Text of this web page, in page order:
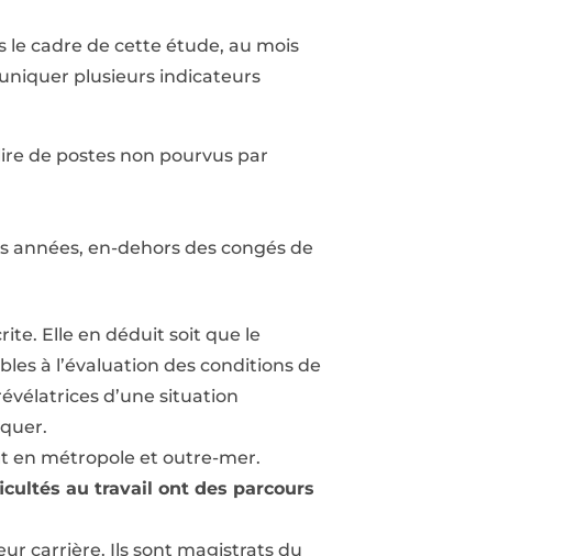
le cadre de cette étude, au mois
plusieurs indicateurs
de postes non pourvus par
en-dehors des congés de
Elle en déduit soit que le
à l’évaluation des conditions de
d’une situation
en métropole et outre-mer.
au travail ont des parcours
carrière. Ils sont magistrats du